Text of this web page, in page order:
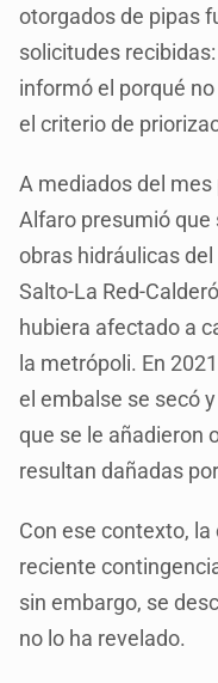
otorgados de pipas
solicitudes
informó el porqué
el criterio de
A mediados del mes
Alfaro presumió que
obras hidráulicas
Salto-La Red-
hubiera afectado a
la metrópoli. En
el embalse se secó
que se le añadieron
resultan dañadas
Con ese contexto,
reciente
sin embargo, se
no lo ha revelado.